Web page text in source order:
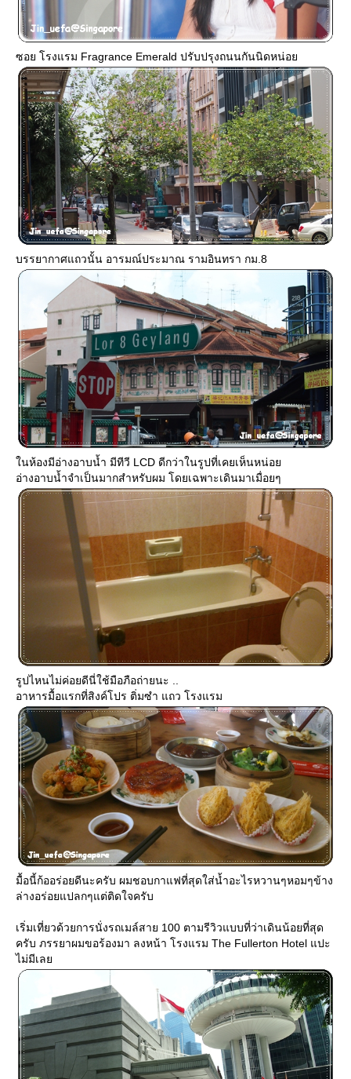
ซอย โรงแรม Fragrance Emerald ปรับปรุงถนนกันนิดหน่อ
บรรยากาศแถวนั้น อารมณ์ประมาณ รามอินทรา กม.8
นห้องมีอ่างอาบน้ำ มีทีวี LCD ดีกว่าในรูปที่เคยเห็นหน่อ
อ่างอาบน้ำจำเป็นมากสำหรับผม โดยเฉพาะเดินมาเมื่อยๆ
รูปไหนไม่ค่อยดีนี่ใช้มือภือถ่ายนะ ..
อาหารมื้อแรกที่สิงค์โปร ติ่มซำ แถว โรงแรม
มื้อนี้ก้ออร่อยดีนะครับ ผมชอบกาแฟที่สุดใส่น้ำอะไรหวานๆหอมๆข้าง
ล่างอร่อยแปลกๆแต่ติดใจครับ
เริ่มเที่ยวด้วยการนั่งรถเมล์สาย 100 ตามรีวิวแบบที่ว่าเดินน้อยที่สุด
ครับ ภรรยาผมขอร้องมา ลงหน้า โรงแรม The Fullerton Hotel แปะ
ไม่มีเล